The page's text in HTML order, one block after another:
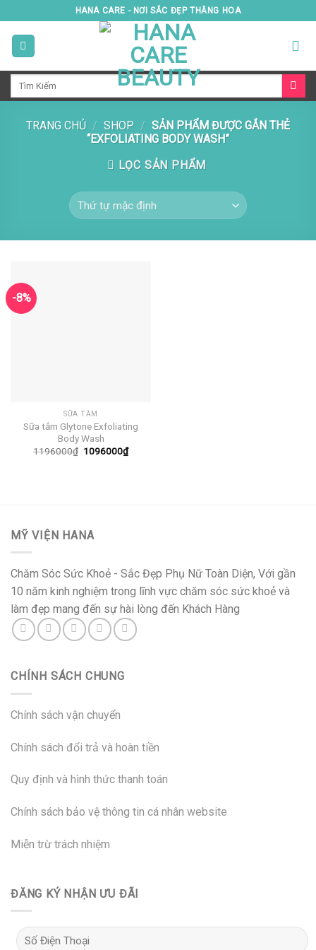
to
content
HANA CARE - NƠI SẮC ĐẸP THĂNG HOA
Tìm
TRANG CHỦ / SHOP / SẢN PHẨM ĐƯỢC GẮN THẺ
“EXFOLIATING BODY WASH”
LỌC SẢN PHẨM
-8%
SỮA TẮM
Sữa tắm Glytone Exfoliating
Body Wash
1196000₫ Giá
1096000₫Giá
hiện
MỸ VIỆN HANA
Chăm Sóc Sức Khoẻ - Sắc Đẹp Phụ Nữ Toàn Diện, Với gần
10 năm kinh nghiệm trong lĩnh vực chăm sóc sức khoẻ và
làm đẹp mang đến sự hài lòng đến Khách Hàng
CHÍNH SÁCH CHUNG
Chính sách vận chuyển
Chính sách đổi trả và hoàn tiền
Quy định và hình thức thanh toán
Chính sách bảo vệ thông tin cá nhân website
Miễn trừ trách nhiệm
ĐĂNG KÝ NHẬN ƯU ĐÃI